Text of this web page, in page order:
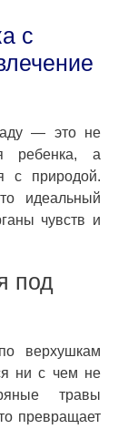
с
— это не
ребенка, а
с природой.
идеальный
чувств и
под
верхушкам
ни с чем не
травы
превращает